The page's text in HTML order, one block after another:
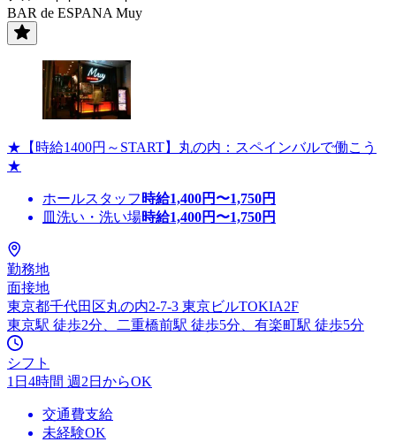
BAR de ESPANA Muy
★【時給1400円～START】丸の内：スペインバルで働こう
★
ホールスタッフ 時給1,400円〜1,750円
皿洗い・洗い場時給1,400円〜1,750円
勤務地
面接地
東京都千代田区丸の内2-7-3 東京ビルTOKIA2F
東京駅 徒歩2分、二重橋前駅 徒歩5分、有楽町駅 徒歩5分
シフト
1日4時間 週2日からOK
交通費支給
未経験OK